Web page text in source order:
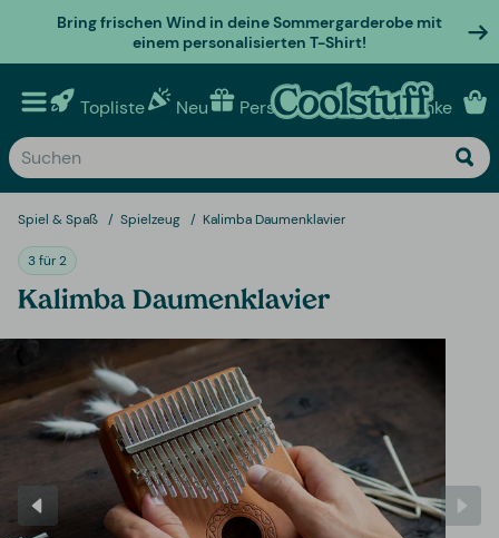
Bring frischen Wind in deine Sommergarderobe mit
einem personalisierten T-Shirt!
Topliste Neu Personalisierte geschenke
Spiel & Spaß Spielzeug Kalimba Daumenklavier
3 für 2
Kalimba Daumenklavier